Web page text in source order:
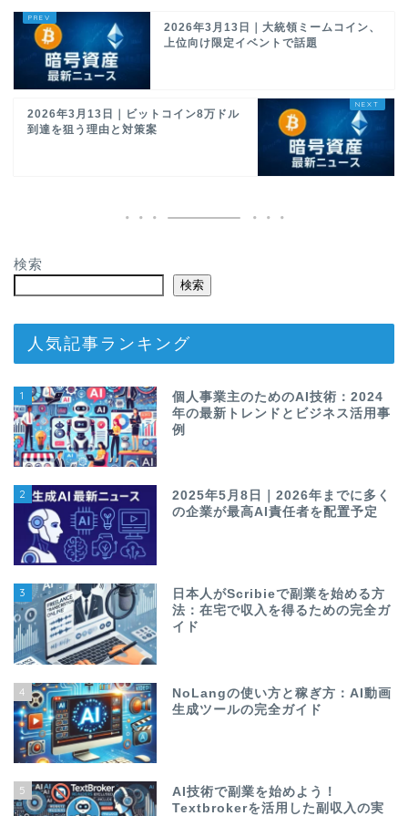
2026年3月13日｜大統領ミームコイン、
上位向け限定イベントで話題
2026年3月13日｜ビットコイン8万ドル
到達を狙う理由と対策案
検索
検索
人気記事ランキング
1
個人事業主のためのAI技術：2024
年の最新トレンドとビジネス活用事
例
2
2025年5月8日｜2026年までに多く
の企業が最高AI責任者を配置予定
3
日本人がScribieで副業を始める方
法：在宅で収入を得るための完全ガ
イド
4
NoLangの使い方と稼ぎ方：AI動画
生成ツールの完全ガイド
5
AI技術で副業を始めよう！
Textbrokerを活用した副収入の実